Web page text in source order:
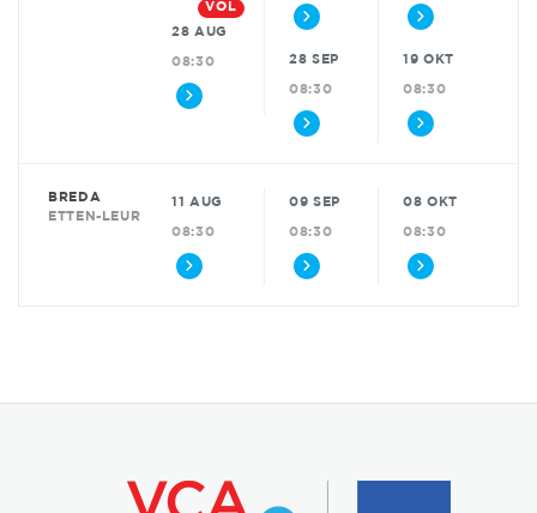
VOL
28 AUG
08:30 28 SEP
08:30
19 OKT
08:30
BREDA
ETTEN-LEUR
11 AUG
08:30
09 SEP
08:30
08 OKT
08:30